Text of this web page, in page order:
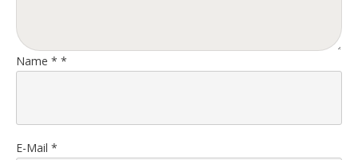
Name * *
E-Mail *